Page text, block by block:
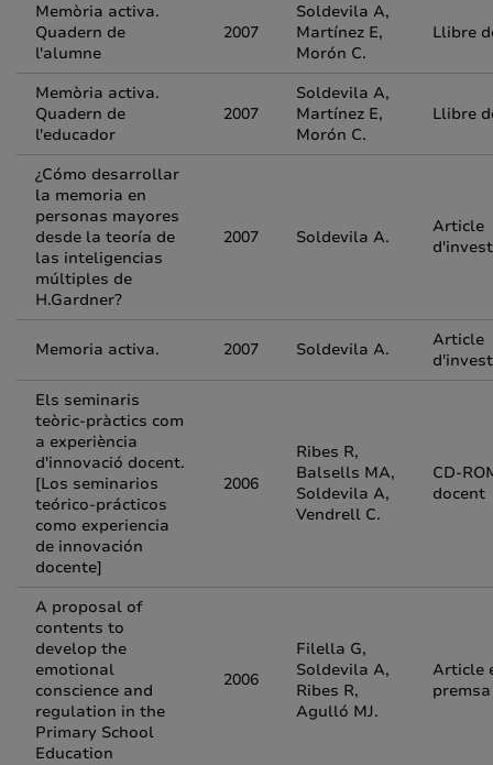
Memòria activa.
Quadern de
l'alumne
2007
Soldevila A,
Martínez E,
Morón C.
Llibre
Memòria activa.
Quadern de
l'educador
2007
Soldevila A,
Martínez E,
Morón C.
Llibre
¿Cómo desarrollar
la memoria en
personas mayores
desde la teoría de
las inteligencias
múltiples de
H.Gardner?
2007 Soldevila A.
Article
Memoria activa. 2007 Soldevila A.
Article
Els seminaris
teòric-pràctics com
a experiència
d'innovació docent.
[Los seminarios
teórico-prácticos
como experiencia
de innovación
docente]
2006
Ribes R,
Balsells MA,
Soldevila A,
Vendrell C.
CD-
docent
A proposal of
contents to
develop the
emotional
conscience and
regulation in the
Primary School
Education
2006
Filella G,
Soldevila A,
Ribes R,
Agulló MJ.
Article
premsa